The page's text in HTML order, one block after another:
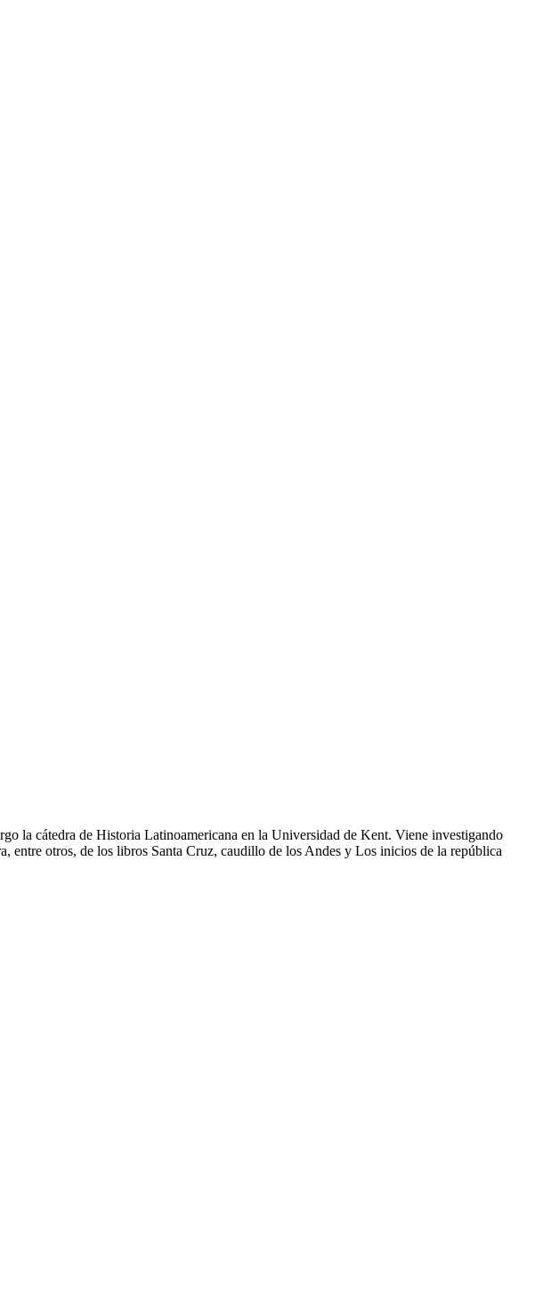
la cátedra de Historia Latinoamericana en la Universidad de Kent. Viene investigando
otros, de los libros Santa Cruz, caudillo de los Andes y Los inicios de la república